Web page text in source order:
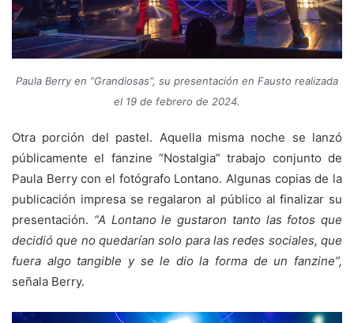
Paula Berry en “Grandiosas”, su presentación en Fausto realizada
el 19 de febrero de 2024.
Otra porción del pastel. Aquella misma noche se lanzó
públicamente el fanzine “Nostalgia” trabajo conjunto de
Paula Berry con el fotógrafo Lontano. Algunas copias de la
publicación impresa se regalaron al público al finalizar su
presentación. “A Lontano le gustaron tanto las fotos que
decidió que no quedarían solo para las redes sociales, que
fuera algo tangible y se le dio la forma de un fanzine”,
señala Berry.